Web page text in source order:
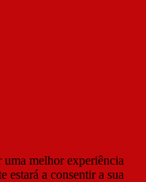
melhor experiência
estará a consentir a sua